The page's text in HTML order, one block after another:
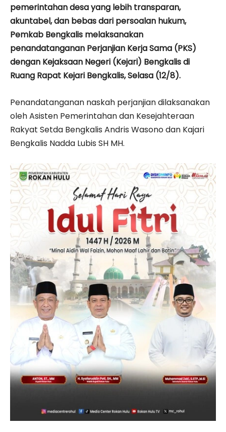
pemerintahan desa yang lebih transparan,
akuntabel, dan bebas dari persoalan hukum,
Pemkab Bengkalis melaksanakan
penandatanganan Perjanjian Kerja Sama (PKS)
dengan Kejaksaan Negeri (Kejari) Bengkalis di
Ruang Rapat Kejari Bengkalis, Selasa (12/8).
Penandatanganan naskah perjanjian dilaksanakan
oleh Asisten Pemerintahan dan Kesejahteraan
Rakyat Setda Bengkalis Andris Wasono dan Kajari
Bengkalis Nadda Lubis SH MH.